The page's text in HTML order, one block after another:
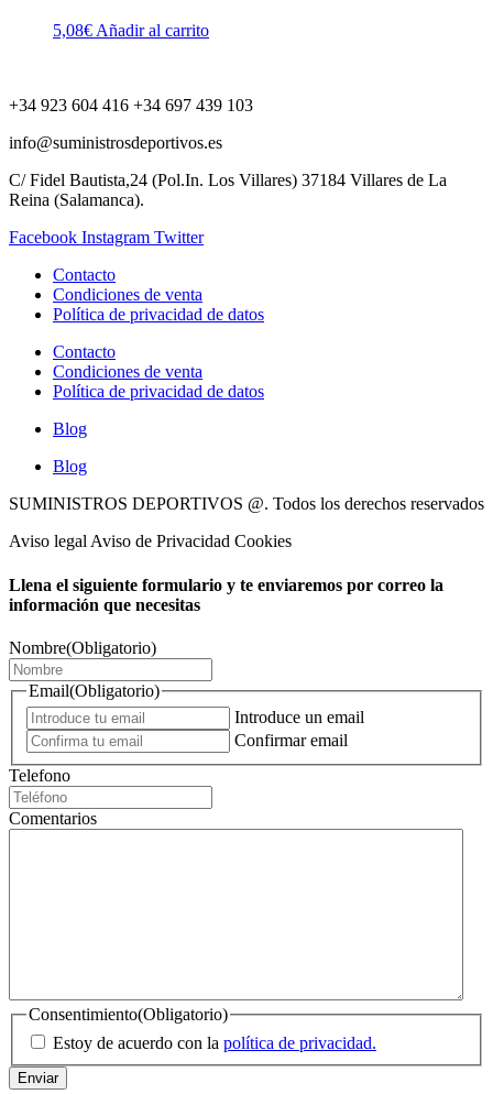
5,08€ Añadir al carrito
+34 923 604 416 +34 697 439 103
info@suministrosdeportivos.es
C/ Fidel Bautista,24 (Pol.In. Los Villares) 37184 Villares de La
Reina (Salamanca).
Facebook Instagram Twitter
Contacto
Condiciones de venta
Política de privacidad de datos
Contacto
Condiciones de venta
Política de privacidad de datos
Blog
Blog
SUMINISTROS DEPORTIVOS @. Todos los derechos reservados
Aviso legal Aviso de Privacidad Cookies
Llena el siguiente formulario y te enviaremos por correo la
información que necesitas
Nombre(Obligatorio)
Email(Obligatorio)
Introduce un email
Confirmar email
Telefono
Comentarios
Consentimiento(Obligatorio)
Estoy de acuerdo con la política de privacidad.